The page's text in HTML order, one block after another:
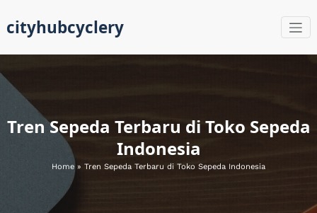
content
cityhubcyclery
Tren Sepeda Terbaru di Toko Sepeda
Indonesia
Home » Tren Sepeda Terbaru di Toko Sepeda Indonesia